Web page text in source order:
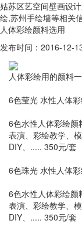
姑苏区艺空间壁画设
绘,苏州手绘墙等相关
人体彩绘颜料选用
发布时间：2016-12-
人体彩绘用的颜料
6色莹光 水性人体
6色水性人体彩绘颜
表演、彩绘教学、
DIY、..... 350元/套
6色珠光 水性人体
6色水性人体彩绘颜
表演、彩绘教学、
DIY、..... 350元/套